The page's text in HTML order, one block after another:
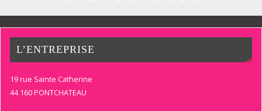
L’ENTREPRISE
19 rue Sainte Catherine
44 160 PONTCHATEAU